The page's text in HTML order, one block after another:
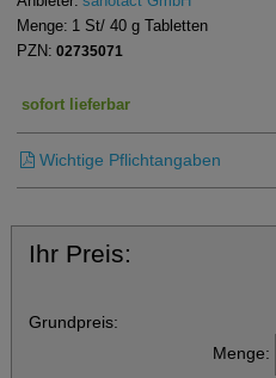
Menge: 1 St/ 40 g Tabletten
PZN: 02735071
sofort lieferbar
Wichtige Pflichtangaben
Ihr Preis:
Grundpreis:
Menge: